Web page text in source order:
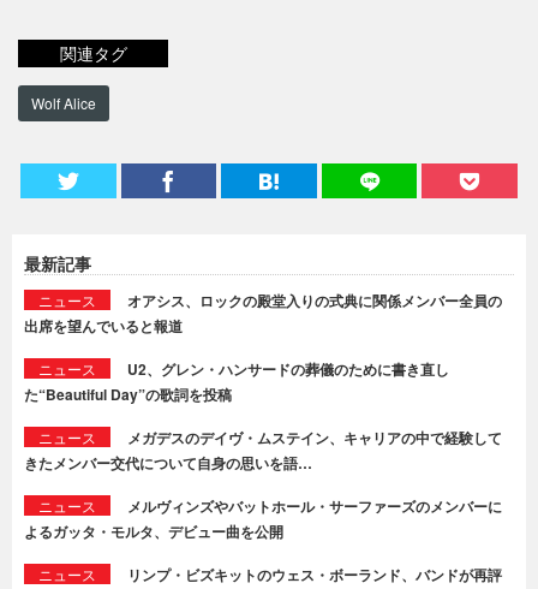
関連タグ
Wolf Alice
最新記事
ニュース
オアシス、ロックの殿堂入りの式典に関係メンバー全員の
出席を望んでいると報道
ニュース
U2、グレン・ハンサードの葬儀のために書き直し
た“Beautiful Day”の歌詞を投稿
ニュース
メガデスのデイヴ・ムステイン、キャリアの中で経験して
きたメンバー交代について自身の思いを語…
ニュース
メルヴィンズやバットホール・サーファーズのメンバーに
よるガッタ・モルタ、デビュー曲を公開
ニュース
リンプ・ビズキットのウェス・ボーランド、バンドが再評